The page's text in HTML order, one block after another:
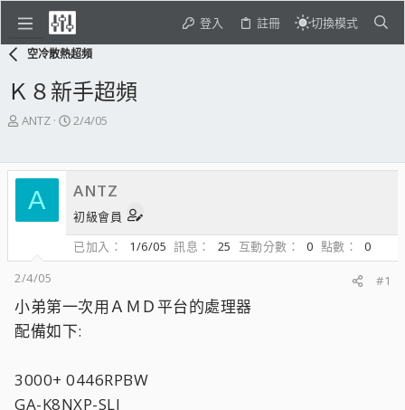
登入 註冊 切換模式
空冷散熱超頻
Ｋ８新手超頻
主
起
ANTZ
開
期
2/4/05
A ANTZ
初級會員
已加入
1/6/05 訊息 25 互動分數 0 點數
0
2/4/05
#1
小弟第一次用ＡＭＤ平台的處理器
配備如下:
3000+ 0446RPBW
GA-K8NXP-SLI